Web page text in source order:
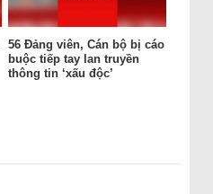
56 Đảng viên, Cán bộ bị cáo
buộc tiếp tay lan truyền
thông tin ‘xấu độc’